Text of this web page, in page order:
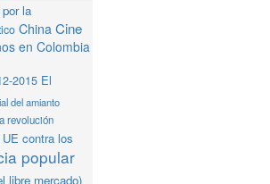
la
China Cine
en Colombia
2015 El
del amianto
revolución
contra los
popular
libre mercado)